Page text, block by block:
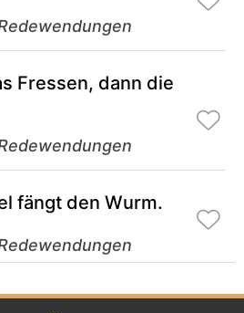
Fressen, dann die
fängt den Wurm.